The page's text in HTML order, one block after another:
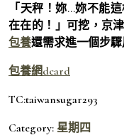
「天秤！妳…妳不能
在在的！」可挖，京
包養還需求進一個步驟
包養網dcard
TC:taiwansugar293
Category: 星期四